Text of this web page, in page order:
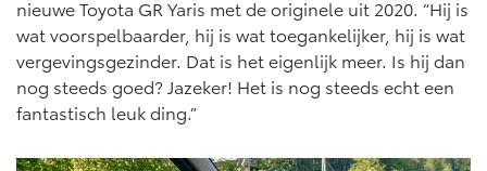
Connected Services
MyToyota login
MyToyota App
Abonnementen
Multimedia
nieuwe Toyota GR Yaris met de originele uit 2020. “Hij is
wat voorspelbaarder, hij is wat toegankelijker, hij is wat
vergevingsgezinder. Dat is het eigenlijk meer. Is hij dan
nog steeds goed? Jazeker! Het is nog steeds echt een
fantastisch leuk ding.”